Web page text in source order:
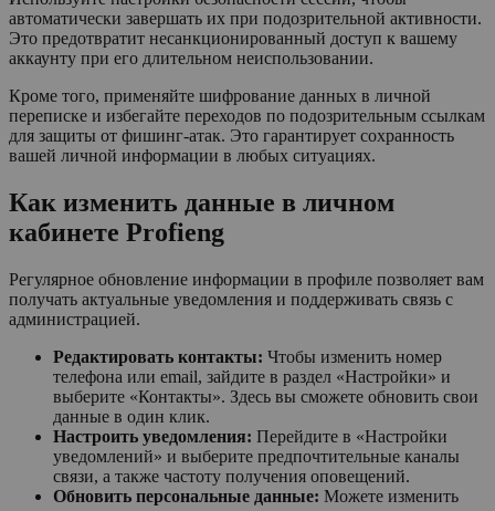
автоматически завершать их при подозрительной активности.
Это предотвратит несанкционированный доступ к вашему
аккаунту при его длительном неиспользовании.
Кроме того, применяйте шифрование данных в личной
переписке и избегайте переходов по подозрительным ссылкам
для защиты от фишинг-атак. Это гарантирует сохранность
вашей личной информации в любых ситуациях.
Как изменить данные в личном
кабинете Profieng
Регулярное обновление информации в профиле позволяет вам
получать актуальные уведомления и поддерживать связь с
администрацией.
Редактировать контакты: Чтобы изменить номер
телефона или email, зайдите в раздел «Настройки» и
выберите «Контакты». Здесь вы сможете обновить свои
данные в один клик.
Настроить уведомления: Перейдите в «Настройки
уведомлений» и выберите предпочтительные каналы
связи, а также частоту получения оповещений.
Обновить персональные данные: Можете изменить